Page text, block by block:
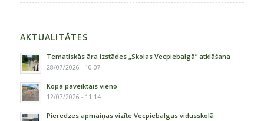
AKTUALITĀTES
Tematiskās āra izstādes „Skolas Vecpiebalgā” atklāšana
28/07/2026 - 10:07
Kopā paveiktais vieno
12/07/2026 - 11:14
Pieredzes apmaiņas vizīte Vecpiebalgas vidusskolā